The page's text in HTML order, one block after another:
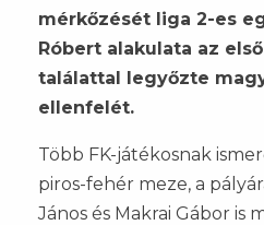
mérkőzését liga 2-es
Róbert alakulata az
találattal legyőzte
ellenfelét.
Több FK-játékosnak
piros-fehér meze, a
János és Makrai Gábor